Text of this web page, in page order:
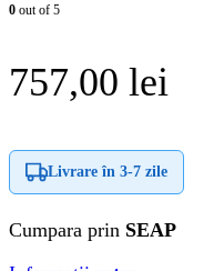
0 out of 5
757,00 lei
Livrare în 3-7 zile
Cumpara prin SEAP